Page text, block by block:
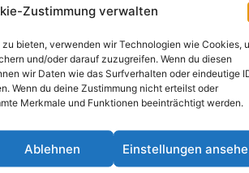
Zustimmung verwalten
zu bieten, verwenden wir Technologien wie Cookies,
und/oder darauf zuzugreifen. Wenn du diesen
wir Daten wie das Surfverhalten oder eindeutige
Wenn du deine Zustimmung nicht erteilst oder
Merkmale und Funktionen beeinträchtigt werden.
Ablehnen Einstellungen